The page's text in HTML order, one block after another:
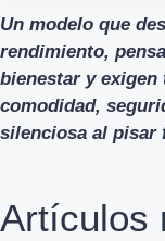
Un modelo que
rendimiento,
bienestar y exigen
comodidad,
silenciosa al pisar
Artículos